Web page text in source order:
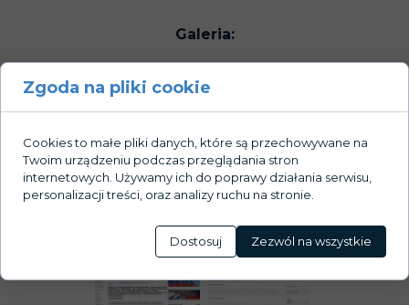
Galeria:
Zgoda na pliki cookie
Cookies to małe pliki danych, które są przechowywane na
Twoim urządzeniu podczas przeglądania stron
internetowych. Używamy ich do poprawy działania serwisu,
personalizacji treści, oraz analizy ruchu na stronie.
Dostosuj Zezwól na wszystkie